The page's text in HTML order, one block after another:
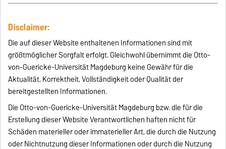
Disclaimer:
Die auf dieser Website enthaltenen Informationen sind mit
größtmöglicher Sorgfalt erfolgt. Gleichwohl übernimmt die Otto-
von-Guericke-Universität Magdeburg keine Gewähr für die
Aktualität, Korrektheit, Vollständigkeit oder Qualität der
bereitgestellten Informationen.
Die Otto-von-Guericke-Universität Magdeburg bzw. die für die
Erstellung dieser Website Verantwortlichen haften nicht für
Schäden materieller oder immaterieller Art, die durch die Nutzung
oder Nichtnutzung dieser Informationen oder durch die Nutzung